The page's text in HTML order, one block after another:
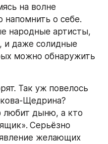
на волне
напомнить о себе.
народные артисты,
и даже солидные
можно обнаружить
Так уж повелось
Щедрина?
любит дыню, а кто
Серьёзно
явление желающих